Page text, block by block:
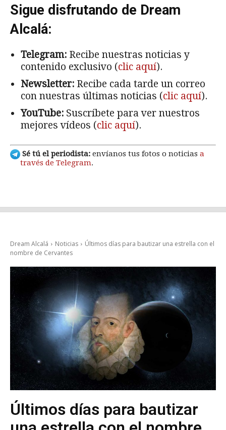
Sigue disfrutando de Dream
Alcalá:
Telegram: Recibe nuestras noticias y
contenido exclusivo (clic aquí).
Newsletter: Recibe cada tarde un correo
con nuestras últimas noticias (clic aquí).
YouTube: Suscríbete para ver nuestros
mejores vídeos (clic aquí).
Sé tú el periodista: envíanos tus fotos o noticias a
través de Telegram.